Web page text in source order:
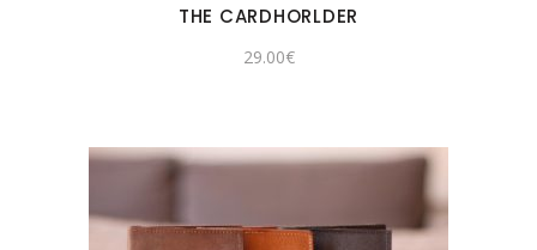
THE CARDHORLDER
29.00€